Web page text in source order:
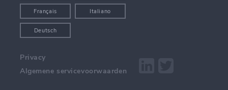
Français Italiano
Deutsch
Privacy
Algemene servicevoorwaarden